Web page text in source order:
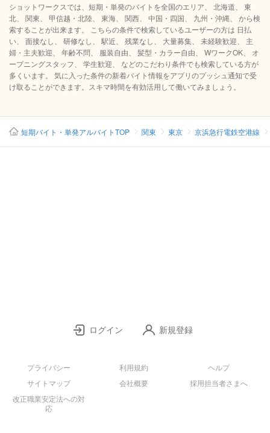
ショットワークスでは、短期・単発のバイトを全国のエリア、 北海道、 東
北、 関東、 甲信越・北陸、 東海、 関西、 中国・四国、 九州・沖縄、 から検
索することが出来ます。 こちらの条件で検索しているユーザーの方は 日払
い、 面接なし、 研修なし、 駅近、 残業なし、 大量募集、 未経験歓迎、 主
婦・主夫歓迎、 年齢不問、 服装自由、 髪型・カラー自由、 WワークOK、 オ
ープニングスタッフ、 学生歓迎、 などのこだわり条件でも検索している方が
多くいます。 気に入った条件の新着バイト情報をアプリのプッシュ通知で受
け取ることができます。スキマ時間を有効活用して働いてみましょう。
短期バイト・単発アルバイトTOP 関東 東京 京浜急行電鉄空港線
ログイン 新規登録
プライバシー 利用規約
ヘルプ
サイトマップ
会社概要
採用担当者さまへ
改正職業安定法への対
応